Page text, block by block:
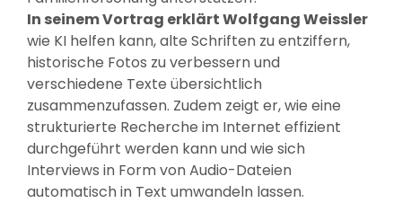
In seinem Vortrag erklärtWolfgang Weissler
wie KI helfen kann, alte Schriften zu entziffern,
historische Fotos zu verbessern und
verschiedene Texte übersichtlich
zusammenzufassen. Zudem zeigt er, wie eine
strukturierte Recherche im Internet effizient
durchgeführt werden kann und wie sich
Interviews in Form von Audio-Dateien
automatisch in Text umwandeln lassen.